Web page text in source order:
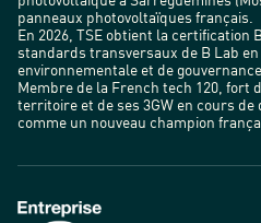
panneaux photovoltaïques français.
En 2026, TSE obtient la certification
standards transversaux de B Lab en
environnementale et de gouvernance.
Membre de la French tech 120, fort
territoire et de ses 3GW en cours de
comme un nouveau champion